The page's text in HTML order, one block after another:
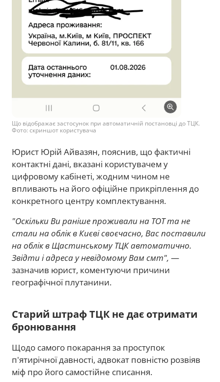
Що відображає застосунок при автоматичній постановці до ТЦК.
Фото: скриншот користувача
Юрист Юрій Айвазян, пояснив, що фактичні
контактні дані, вказані користувачем у
цифровому кабінеті, жодним чином не
впливають на його офіційне прикріплення до
конкретного центру комплектування.
"Оскільки Ви раніше проживали на ТОТ та не
стали на облік в Києві своєчасно, Вас поставили
на облік в Щастинському ТЦК автоматично.
Звідти і адреса у невідомому Вам смт", —
зазначив юрист, коментуючи причини
географічної плутанини.
Старий штраф ТЦК не дає отримати
бронювання
Щодо самого покарання за проступок
п'ятирічної давності, адвокат повністю розвіяв
міф про його самостійне списання.